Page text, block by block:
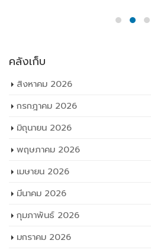
คลังเก็บ
สิงหาคม 2026
กรกฎาคม 2026
มิถุนายน 2026
พฤษภาคม 2026
เมษายน 2026
มีนาคม 2026
กุมภาพันธ์ 2026
มกราคม 2026